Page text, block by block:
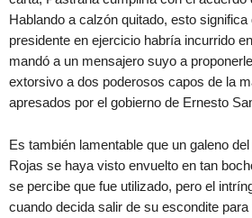
Hablando a calzón quitado, esto
presidente en ejercicio habría incurrido
mandó a un mensajero suyo a
extorsivo a dos poderosos capos de la
apresados por el gobierno de Ernesto
Es también lamentable que un galeno
Rojas se haya visto envuelto en tan
se percibe que fue utilizado, pero el
cuando decida salir de su escondite